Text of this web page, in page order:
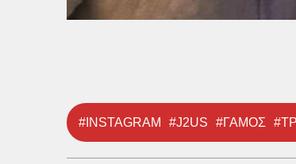
#INSTAGRAM #J2US #ΓΑΜΟΣ